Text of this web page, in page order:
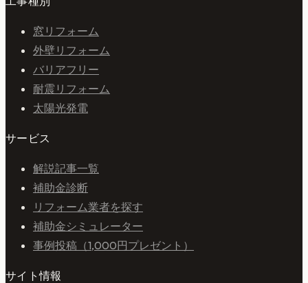
窓リフォーム
外壁リフォーム
バリアフリー
耐震リフォーム
太陽光発電
サービス
解説記事一覧
補助金診断
リフォーム業者を探す
補助金シミュレーター
事例投稿（1,000円プレゼント）
サイト情報